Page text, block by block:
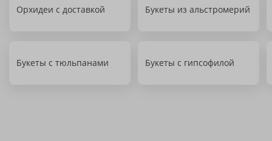
Орхидеи с доставкой Букеты из альстромерий
Букеты с тюльпанами Букеты с гипсофилой